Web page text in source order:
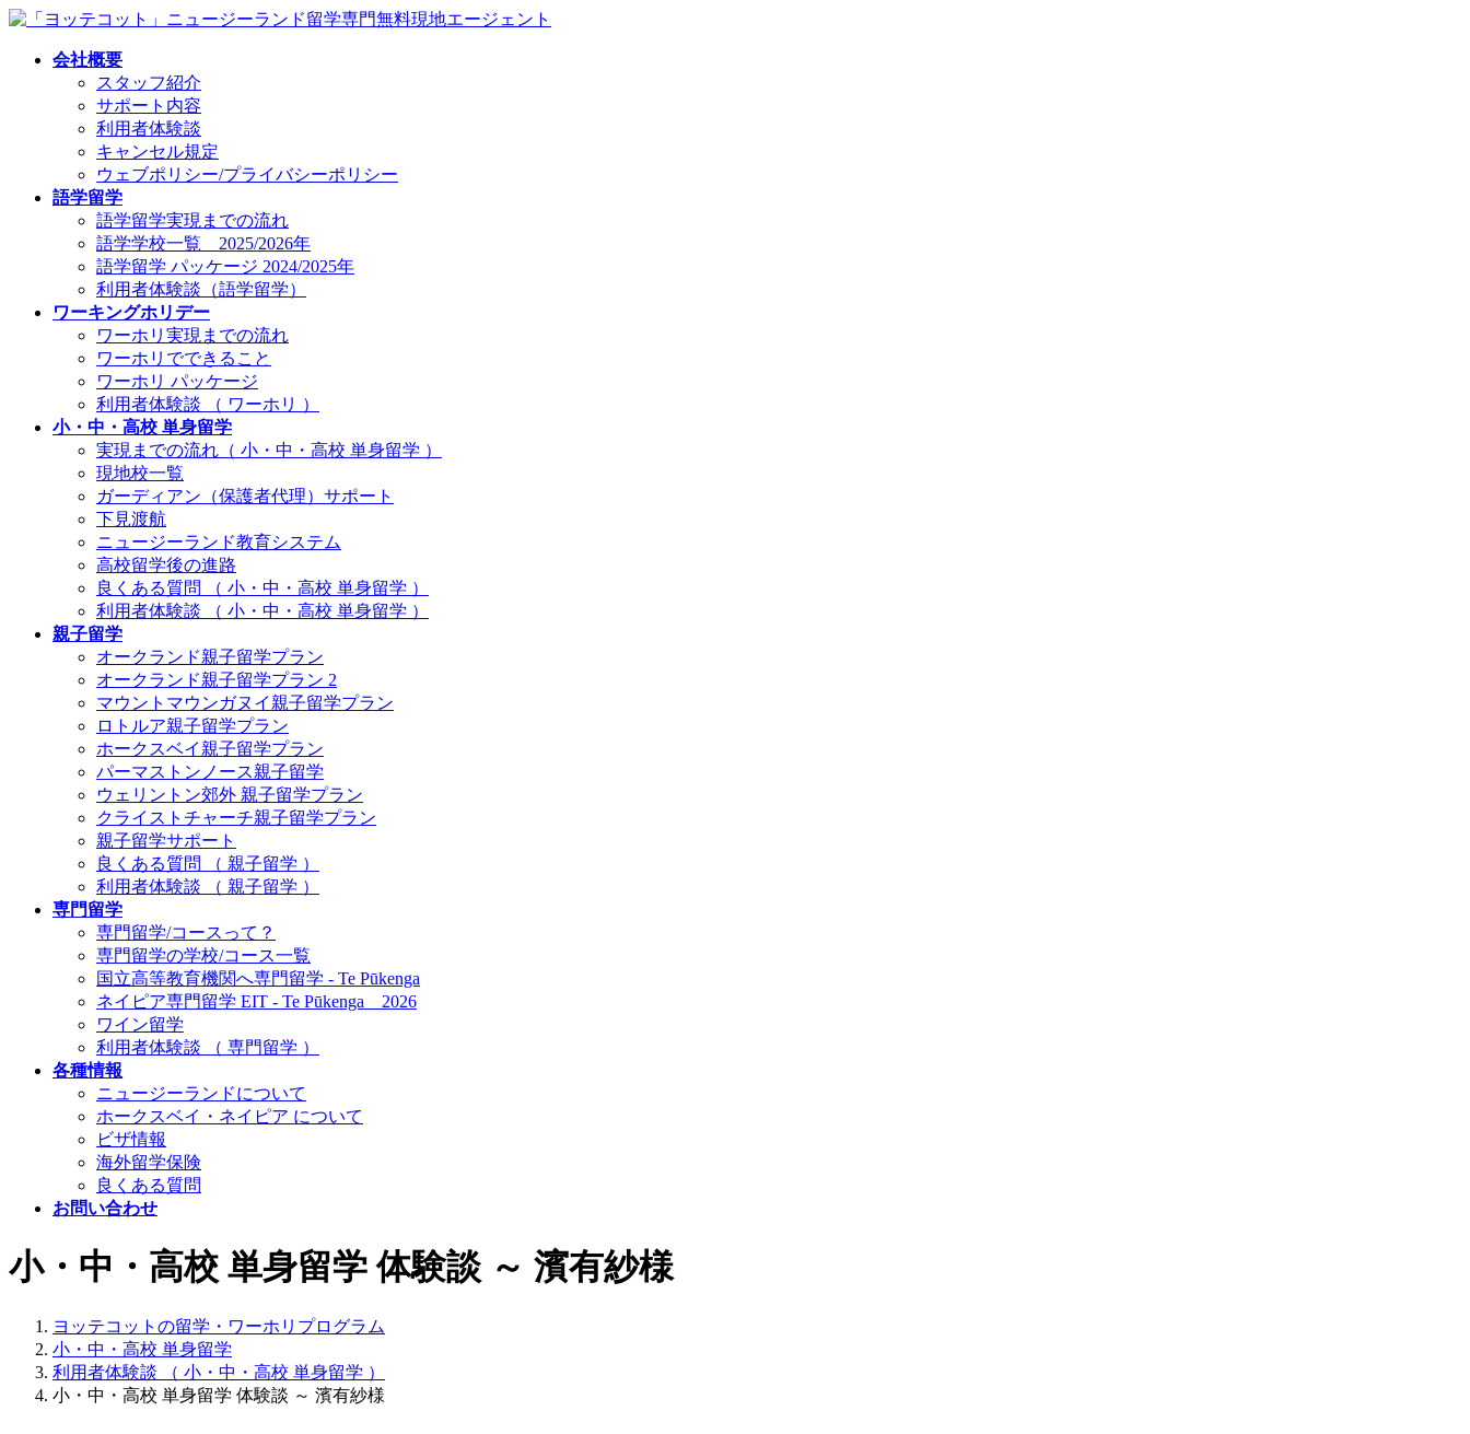
コ
ナ
会社概要
スタッフ紹介
サポート内容
利用者体験談
キャンセル規定
ウェブポリシー/プライバシーポリシー
語学留学
語学留学実現までの流れ
語学学校一覧 2025/2026年
語学留学 パッケージ 2024/2025年
利用者体験談（語学留学）
ワーキングホリデー
ワーホリ実現までの流れ
ワーホリでできること
ワーホリ パッケージ
利用者体験談 （ ワーホリ ）
小・中・高校 単身留学
実現までの流れ（ 小・中・高校 単身留学 ）
現地校一覧
ガーディアン（保護者代理）サポート
下見渡航
ニュージーランド教育システム
高校留学後の進路
良くある質問 （ 小・中・高校 単身留学 ）
利用者体験談 （ 小・中・高校 単身留学 ）
親子留学
オークランド親子留学プラン
オークランド親子留学プラン 2
マウントマウンガヌイ親子留学プラン
ロトルア親子留学プラン
ホークスベイ親子留学プラン
パーマストンノース親子留学
ウェリントン郊外 親子留学プラン
クライストチャーチ親子留学プラン
親子留学サポート
良くある質問 （ 親子留学 ）
利用者体験談 （ 親子留学 ）
専門留学
専門留学/コースって？
専門留学の学校/コース一覧
国立高等教育機関へ専門留学 ‐ Te Pūkenga
ネイピア専門留学 EIT ‐ Te Pūkenga 2026
ワイン留学
利用者体験談 （ 専門留学 ）
各種情報
ニュージーランドについて
ホークスベイ・ネイピア について
ビザ情報
海外留学保険
良くある質問
お問い合わせ
小・中・高校 単身留学 体験談 ～ 濱有紗様
ヨッテコットの留学・ワーホリプログラム
小・中・高校 単身留学
利用者体験談 （ 小・中・高校 単身留学 ）
小・中・高校 単身留学 体験談 ～ 濱有紗様